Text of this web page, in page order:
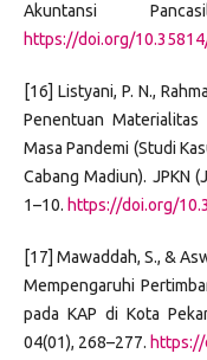
Akuntansi
https://doi.org/
[16] Listyani, P. N.,
Penentuan
Masa Pandemi (Studi
Cabang Madiun). JPKN
1–10. https://doi.org/
[17] Mawaddah, S., &
Mempengaruhi
pada KAP di Kota
04(01), 268–277.